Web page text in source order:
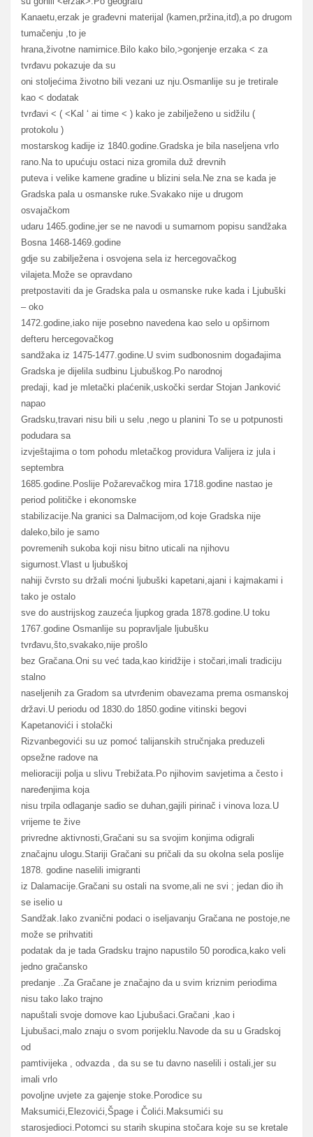
Kanaetu,erzak je građevni materijal (kamen,pržina,itd),a po drugom
tumačenju ,to je
hrana,životne namirnice.Bilo kako bilo,>gonjenje erzaka < za
tvrđavu pokazuje da su
oni stoljećima životno bili vezani uz nju.Osmanlije su je tretirale
kao < dodatak
tvrđavi < ( <Kal ‘ ai time < ) kako je zabilježeno u sidžilu (
protokolu )
mostarskog kadije iz 1840.godine.Gradska je bila naseljena vrlo
rano.Na to upućuju ostaci niza gromila duž drevnih
puteva i velike kamene gradine u blizini sela.Ne zna se kada je
Gradska pala u osmanske ruke.Svakako nije u drugom
osvajačkom
udaru 1465.godine,jer se ne navodi u sumarnom popisu sandžaka
Bosna 1468-1469.godine
gdje su zabilježena i osvojena sela iz hercegovačkog
vilajeta.Može se opravdano
pretpostaviti da je Gradska pala u osmanske ruke kada i Ljubuški
– oko
1472.godine,iako nije posebno navedena kao selo u opširnom
defteru hercegovačkog
sandžaka iz 1475-1477.godine.U svim sudbonosnim događajima
Gradska je dijelila sudbinu Ljubuškog.Po narodnoj
predaji, kad je mletački plaćenik,uskočki serdar Stojan Janković
napao
Gradsku,travari nisu bili u selu ,nego u planini To se u potpunosti
podudara sa
izvještajima o tom pohodu mletačkog providura Valijera iz jula i
septembra
1685.godine.Poslije Požarevačkog mira 1718.godine nastao je
period političke i ekonomske
stabilizacije.Na granici sa Dalmacijom,od koje Gradska nije
daleko,bilo je samo
povremenih sukoba koji nisu bitno uticali na njihovu
sigurnost.Vlast u ljubuškoj
nahiji čvrsto su držali moćni ljubuški kapetani,ajani i kajmakami i
tako je ostalo
sve do austrijskog zauzeća ljupkog grada 1878.godine.U toku
1767.godine Osmanlije su popravljale ljubušku
tvrđavu,što,svakako,nije prošlo
bez Gračana.Oni su već tada,kao kiridžije i stočari,imali tradiciju
stalno
naseljenih za Gradom sa utvrđenim obavezama prema osmanskoj
državi.U periodu od 1830.do 1850.godine vitinski begovi
Kapetanovići i stolački
Rizvanbegovići su uz pomoć talijanskih stručnjaka preduzeli
opsežne radove na
melioraciji polja u slivu Trebižata.Po njihovim savjetima a često i
naređenjima koja
nisu trpila odlaganje sadio se duhan,gajili pirinač i vinova loza.U
vrijeme te žive
privredne aktivnosti,Gračani su sa svojim konjima odigrali
značajnu ulogu.Stariji Gračani su pričali da su okolna sela poslije
1878. godine naselili imigranti
iz Dalamacije.Gračani su ostali na svome,ali ne svi ; jedan dio ih
se iselio u
Sandžak.Iako zvanični podaci o iseljavanju Gračana ne postoje,ne
može se prihvatiti
podatak da je tada Gradsku trajno napustilo 50 porodica,kako veli
jedno gračansko
predanje ..Za Gračane je značajno da u svim kriznim periodima
nisu tako lako trajno
napuštali svoje domove kao Ljubušaci.Gračani ,kao i
Ljubušaci,malo znaju o svom porijeklu.Navode da su u Gradskoj
od
pamtivijeka , odvazda , da su se tu davno naselili i ostali,jer su
imali vrlo
povoljne uvjete za gajenje stoke.Porodice su
Maksumići,Elezovići,Špage i Čolići.Maksumići su
starosjedioci.Potomci su starih skupina stočara koje su se kretale